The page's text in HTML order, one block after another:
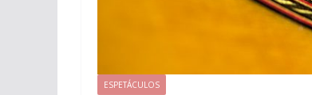
ESPETÁCULOS